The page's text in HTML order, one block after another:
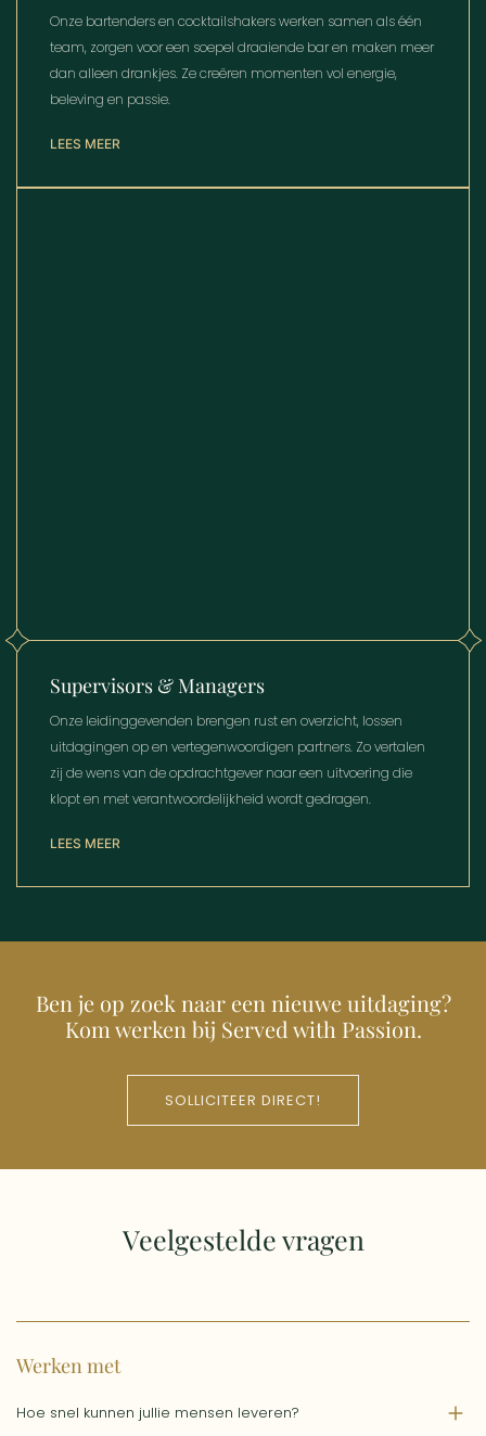
Onze bartenders en cocktailshakers werken samen als één
team, zorgen voor een soepel draaiende bar en maken meer
dan alleen drankjes. Ze creëren momenten vol energie,
beleving en passie.
LEES MEER
Supervisors & Managers
Onze leidinggevenden brengen rust en overzicht, lossen
uitdagingen op en vertegenwoordigen partners. Zo vertalen
zij de wens van de opdrachtgever naar een uitvoering die
klopt en met verantwoordelijkheid wordt gedragen.
LEES MEER
Ben je op zoek naar een nieuwe uitdaging?
Kom werken bij Served with Passion.
SOLLICITEER DIRECT!
Veelgestelde vragen
Werken met
Hoe snel kunnen jullie mensen leveren?